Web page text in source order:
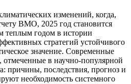
изменений, когда,
ВМО, 2025 год становится
теплым годом в истории
стратегий устойчивого
значение. Современные
отмеченные в научно-популярной
причины, последствия, прогноз и
необходимость системного